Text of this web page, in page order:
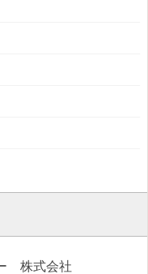
株式会社